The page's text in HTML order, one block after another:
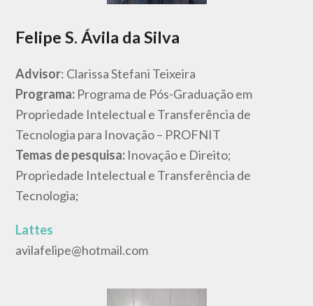
Felipe S. Ávila da Silva
Advisor: Clarissa Stefani Teixeira
Programa: Programa de Pós-Graduação em
Propriedade Intelectual e Transferência de
Tecnologia para Inovação – PROFNIT
Temas de pesquisa: Inovação e Direito;
Propriedade Intelectual e Transferência de
Tecnologia;
Lattes
avilafelipe@hotmail.com